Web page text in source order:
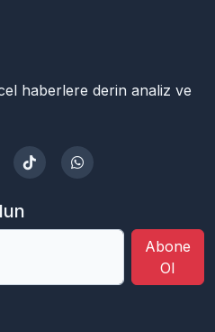
haberlere derin analiz ve
Abone
Ol